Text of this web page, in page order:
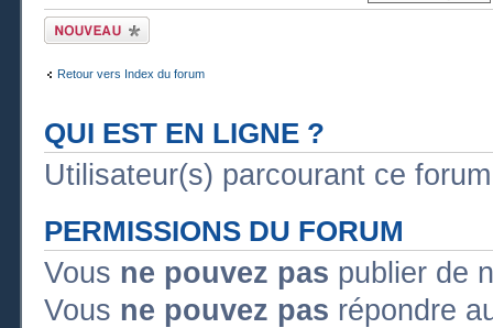
Publier un nouveau
sujet
Retour vers Index du forum
QUI EST EN LIGNE ?
Utilisateur(s) parcourant ce
PERMISSIONS DU FORUM
Vous ne pouvez pas publier de
Vous ne pouvez pas répondre